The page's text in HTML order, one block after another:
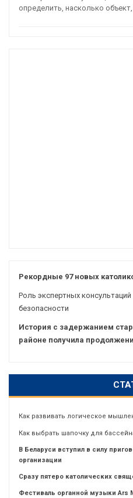
определить, насколько
Рекордные 97 новых
Роль экспертных
безопасности
История с задержанием
районе получила
Как развивать логическое
Как выбрать шапочку для
В Беларуси вступил в силу
организации
Сразу пятеро католических
Фестиваль органной музыки Ars